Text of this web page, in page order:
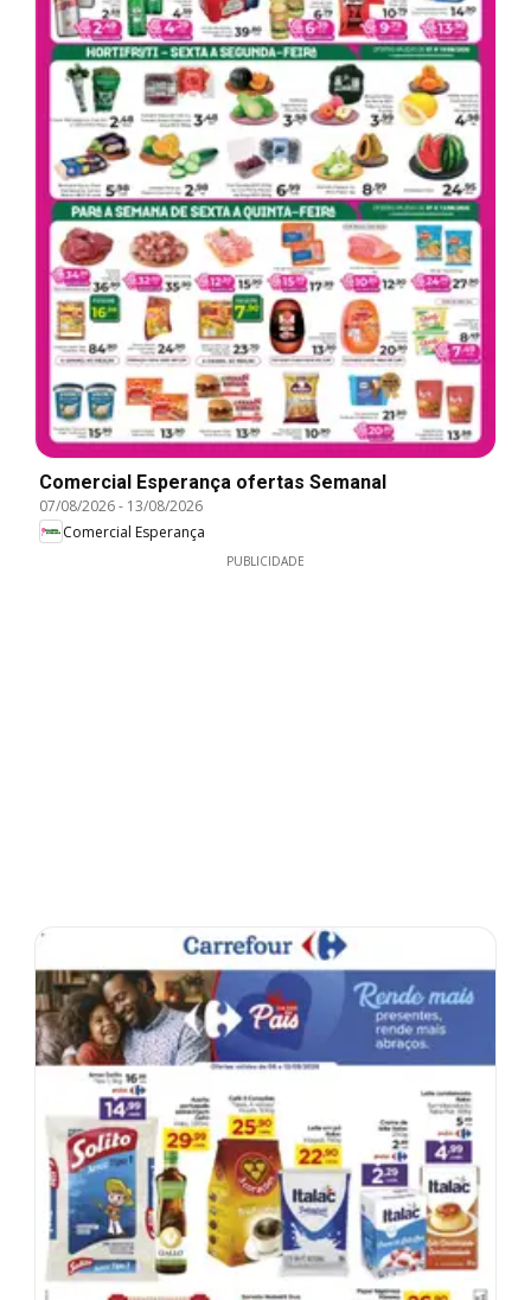
Comercial Esperança ofertas Semanal
07/08/2026- 13/08/2026
Comercial Esperança
PUBLICIDADE